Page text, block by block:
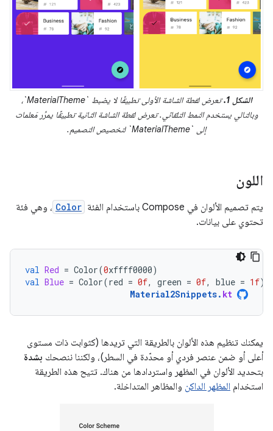
الشكل 1.
تعرض لقطة الشاشة الأولى تطبيقًا لا يضبط `MaterialTheme`،
وبالتالي يستخدم النمط التلقائي. تعرض لقطة الشاشة الثانية تطبيقًا يمرِّر مَعلمات
إلى `MaterialTheme` لتخصيص التصميم.
اللون
يتم تصميم الألوان في Compose باستخدام الفئة Color ، وهي فئة
تحتوي على بيانات.
val Red = Color(0xffff0000)
val Blue = Color(red = 0f, green = 0f, blue = 1f)
Material2Snippets. kt
يمكنك تنظيم هذه الألوان بالطريقة التي تريدها (كثوابت ذات مستوى
أعلى أو ضمن عنصر فردي أو محدّدة في السطر)، ولكننا ننصحك بشدة
بتحديد الألوان في المظهر واستردادها من هناك. تتيح هذه الطريقة
استخدام المظهر الداكن والمظاهر المتداخلة.